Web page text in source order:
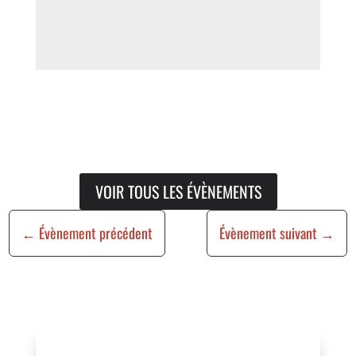
VOIR TOUS LES ÉVÈNEMENTS
← Évènement précédent Évènement suivant →